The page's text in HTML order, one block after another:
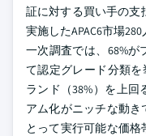
証に対する買い手の支
実施したAPAC6市場
一次調査では、68%が
て認定グレード分類
ランド（38%）を上回
アム化がニッチな動
とって実行可能な価